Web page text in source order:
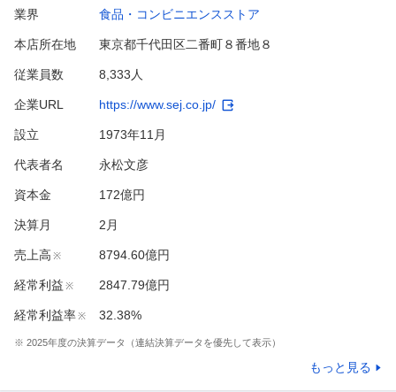
業界 食品・コンビニエンスストア
本店所在地 東京都千代田区二番町８番地８
従業員数 8,333人
企業URL https://www.sej.co.jp/
設立 1973年11月
代表者名 永松文彦
資本金 172億円
決算月 2 月
売上高 ※ 8794.60億円
経常利益 ※ 2847.79億円
経常利益率※ 32.38%
※ 2025年度の決算データ（連結決算データを優先して表示）
もっと見る